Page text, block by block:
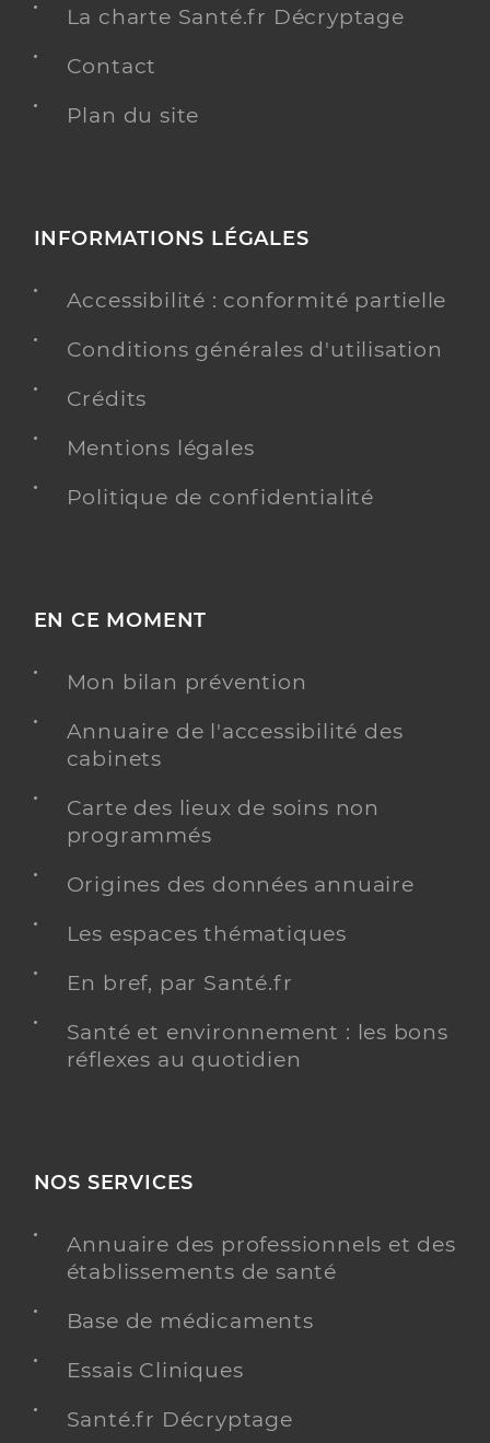
La charte Santé.fr Décryptage
Contact
Plan du site
INFORMATIONS LÉGALES
Accessibilité : conformité partielle
Conditions générales d'utilisation
Crédits
Mentions légales
Politique de confidentialité
EN CE MOMENT
Mon bilan prévention
Annuaire de l'accessibilité des
cabinets
Carte des lieux de soins non
programmés
Origines des données annuaire
Les espaces thématiques
En bref, par Santé.fr
Santé et environnement : les bons
réflexes au quotidien
NOS SERVICES
Annuaire des professionnels et des
établissements de santé
Base de médicaments
Essais Cliniques
Santé.fr Décryptage